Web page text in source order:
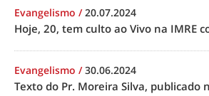
Evangelismo /20.07.2024
Hoje, 20, tem culto ao Vivo na IMRE
Evangelismo /30.06.2024
Texto do Pr. Moreira Silva, publicado